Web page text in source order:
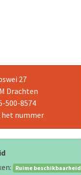
27
Drachten
500-8574
het nummer
Ruime beschikbaarheid